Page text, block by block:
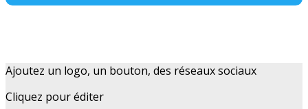
Ajoutez un logo, un bouton, des réseaux sociaux
Cliquez pour éditer